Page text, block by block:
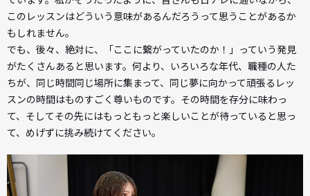
このレッスンはどういう意味があるんだろうって思うことがあるか
もしれません。
でも、後々、絶対に、「ここに繋がっていたのか！」っていう発見
がたくさんあると思います。何より、いろいろな年代、職種の人た
ちが、同じ時間同じ場所に集まって、同じ夢に向かって頑張るレッ
スンの時間はものすごく尊いものです。その時間を存分に味わっ
て、そしてその先にはもっともっと楽しいことが待っていると思っ
て、めげずに挑み続けてください。